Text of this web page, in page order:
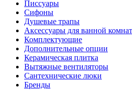
Писсуары
Сифоны
Душевые трапы
Аксессуары для ванной
Комплектующие
Дополнительные опции
Керамическая плитка
Вытяжные вентиляторы
Сантехнические люки
Бренды